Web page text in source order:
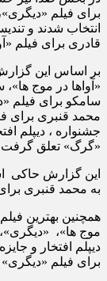
برای فیلم
انتخاب شدند و
قادری برای فیلم
بر اساس این
«آواها در موج
سامکو برای فیلم
محمد قنبری برای
جشنواره ، دیپلم
«گرگ» تعلق
این گزارش حاکی
به محمد قنبری
همچنین بهترین
موج ها»،
دیپلم افتخار و
برای فیلم